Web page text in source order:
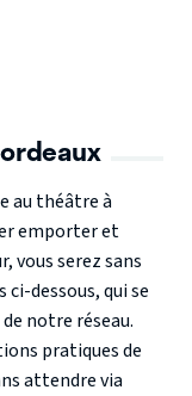
au théâtre à
emporter et
vous serez sans
dessous, qui se
notre réseau.
pratiques de
attendre via